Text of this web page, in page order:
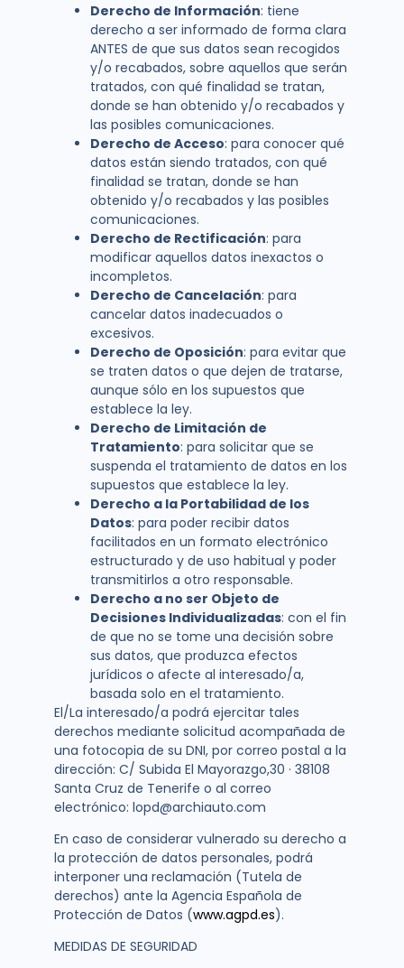
Derecho de Información: tiene
derecho a ser informado de forma clara
ANTES de que sus datos sean recogidos
y/o recabados, sobre aquellos que serán
tratados, con qué finalidad se tratan,
donde se han obtenido y/o recabados y
las posibles comunicaciones.
Derecho de Acceso: para conocer qué
datos están siendo tratados, con qué
finalidad se tratan, donde se han
obtenido y/o recabados y las posibles
comunicaciones.
Derecho de Rectificación: para
modificar aquellos datos inexactos o
incompletos.
Derecho de Cancelación: para
cancelar datos inadecuados o
excesivos.
Derecho de Oposición: para evitar que
se traten datos o que dejen de tratarse,
aunque sólo en los supuestos que
establece la ley.
Derecho de Limitación de
Tratamiento: para solicitar que se
suspenda el tratamiento de datos en los
supuestos que establece la ley.
Derecho a la Portabilidad de los
Datos: para poder recibir datos
facilitados en un formato electrónico
estructurado y de uso habitual y poder
transmitirlos a otro responsable.
Derecho a no ser Objeto de
Decisiones Individualizadas: con el fin
de que no se tome una decisión sobre
sus datos, que produzca efectos
jurídicos o afecte al interesado/a,
basada solo en el tratamiento.
El/La interesado/a podrá ejercitar tales
derechos mediante solicitud acompañada de
una fotocopia de su DNI, por correo postal a la
dirección: C/ Subida El Mayorazgo,30 · 38108
Santa Cruz de Tenerife o al correo
electrónico: lopd@archiauto.com
En caso de considerar vulnerado su derecho a
la protección de datos personales, podrá
interponer una reclamación (Tutela de
derechos) ante la Agencia Española de
Protección de Datos (www.agpd.es).
MEDIDAS DE SEGURIDAD